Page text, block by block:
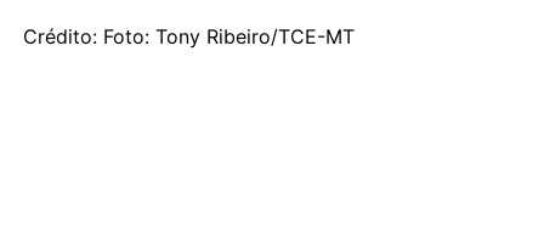
Crédito: Foto: Tony Ribeiro/TCE-MT